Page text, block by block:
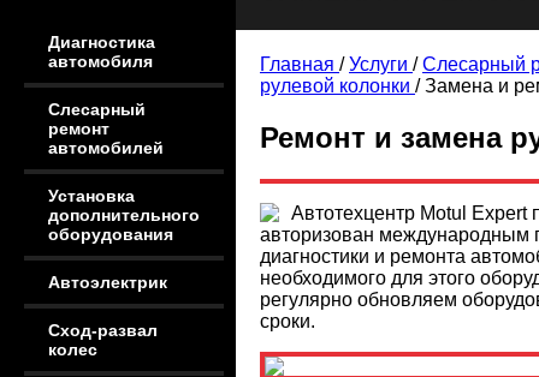
Диагностика
автомобиля
Слесарный
ремонт
автомобилей
Установка
дополнительного
оборудования
Автоэлектрик
Сход-развал
колес
Главная /Услуги /Слесарный
рулевой колонки /Замена и
Ремонт и замена
Автотехцентр Motul Expert
авторизован международным
диагностики и ремонта
необходимого для этого
регулярно обновляем
сроки.